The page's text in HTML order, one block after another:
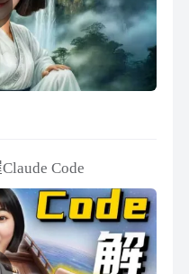
Code